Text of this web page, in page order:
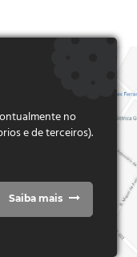
no
e de terceiros).
Saiba mais